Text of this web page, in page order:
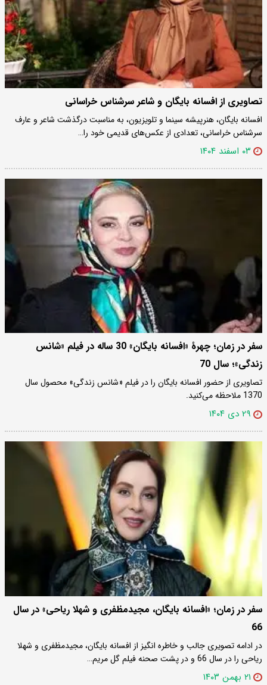
تصاویری از افسانه بایگان و شاعر سرشناس خراسانی
افسانه بایگان، هنرپیشه سینما و تلویزیون، به مناسبت درگذشت شاعر و عارف
سرشناس خراسانی، تعدادی از عکس‌های قدیمی خود را…
۰۳ اسفند ۱۴۰۴
سفر در زمان؛ چهرۀ «افسانه بایگان» 30 ساله در فیلم «شانس
زندگی»؛ سال 70
تصاویری از حضور افسانه بایگان را در فیلم «شانس زندگی» محصول سال
1370 ملاحظه می‌کنید.
۲۹ دی ۱۴۰۴
سفر در زمان؛ «افسانه بایگان، مجیدمظفری و شهلا ریاحی» در سال
66
در ادامه تصویری جالب و خاطره انگیز از افسانه بایگان، مجیدمظفری و شهلا
ریاحی را در سال 66 و در پشت صحنه فیلم گل مریم…
۲۱ بهمن ۱۴۰۳